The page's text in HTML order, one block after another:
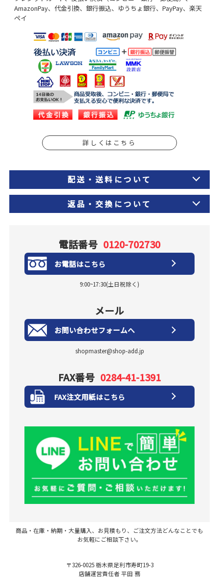
AmazonPay、代金引換、銀行振込、ゆうちょ銀行、PayPay、楽天
ペイ
詳しくはこちら
配送・送料について
返品・交換について
電話番号 0120-702730
お電話はこちら
9:00~17:30(土日祝除く)
メール
お問い合わせフォームへ
shopmaster@shop-add.jp
FAX番号 0284-41-1391
FAX注文用紙はこちら
商品・在庫・納期・大量購入、お見積もり、ご注文方法どんなことでも
お気軽にご相談下さい。
〒326-0025 栃木県足利市寿町19-3
店舗運営責任者 平田 務